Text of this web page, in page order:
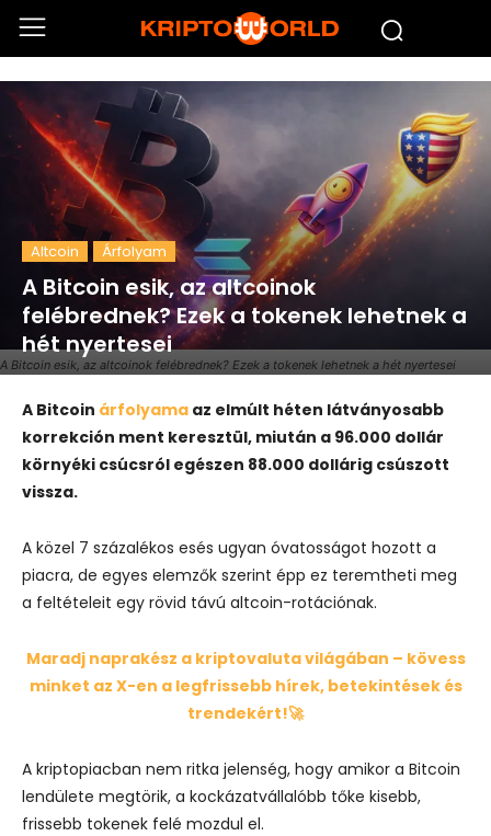
A Bitcoin esik, az altcoinok felébrednek? Ezek a tokenek lehetnek a hét nyertesei
Altcoin Árfolyam
A Bitcoin esik, az altcoinok
felébrednek? Ezek a tokenek lehetnek a
hét nyertesei
A Bitcoin árfolyama az elmúlt héten látványosabb
korrekción ment keresztül, miután a 96.000 dollár
környéki csúcsról egészen 88.000 dollárig csúszott
vissza.
A közel 7 százalékos esés ugyan óvatosságot hozott a
piacra, de egyes elemzők szerint épp ez teremtheti meg
a feltételeit egy rövid távú altcoin-rotációnak.
Maradj naprakész a kriptovaluta világában – kövess
minket az X-en a legfrissebb hírek, betekintések és
trendekért!🚀
A kriptopiacban nem ritka jelenség, hogy amikor a Bitcoin
lendülete megtörik, a kockázatvállalóbb tőke kisebb,
frissebb tokenek felé mozdul el.